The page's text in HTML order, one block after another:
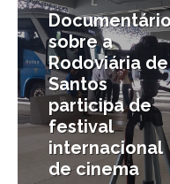
Documentário
sobre a
Rodoviária de
Santos
participa de
festival
internacional
de cinema